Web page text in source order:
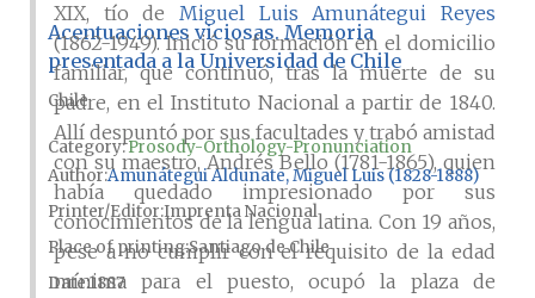
XIX, tío deMiguel Luis Amunátegui Reyes
(1862-1949). Inició su formación en el domicilio
familiar, que continuó, tras la muerte de su
padre, en el Instituto Nacional a partir de 1840.
Allí despuntó por sus facultades y trabó amistad
con su maestro, Andrés Bello (1781-1865), quien
había quedado impresionado por sus
conocimientos de la lengua latina. Con 19 años,
pese a no cumplir con el requisito de la edad
mínima para el puesto, ocupó la plaza de
Acentuaciones viciosas. Memoria
presentada a la Universidad de Chile
Chile
Category:Prosody-Orthology-Pronunciation
Author Amunátegui Aldunate, Miguel Luis (1828-1888)
Printer/Editor Imprenta Nacional
Place of printingSantiago de Chile
Date1887